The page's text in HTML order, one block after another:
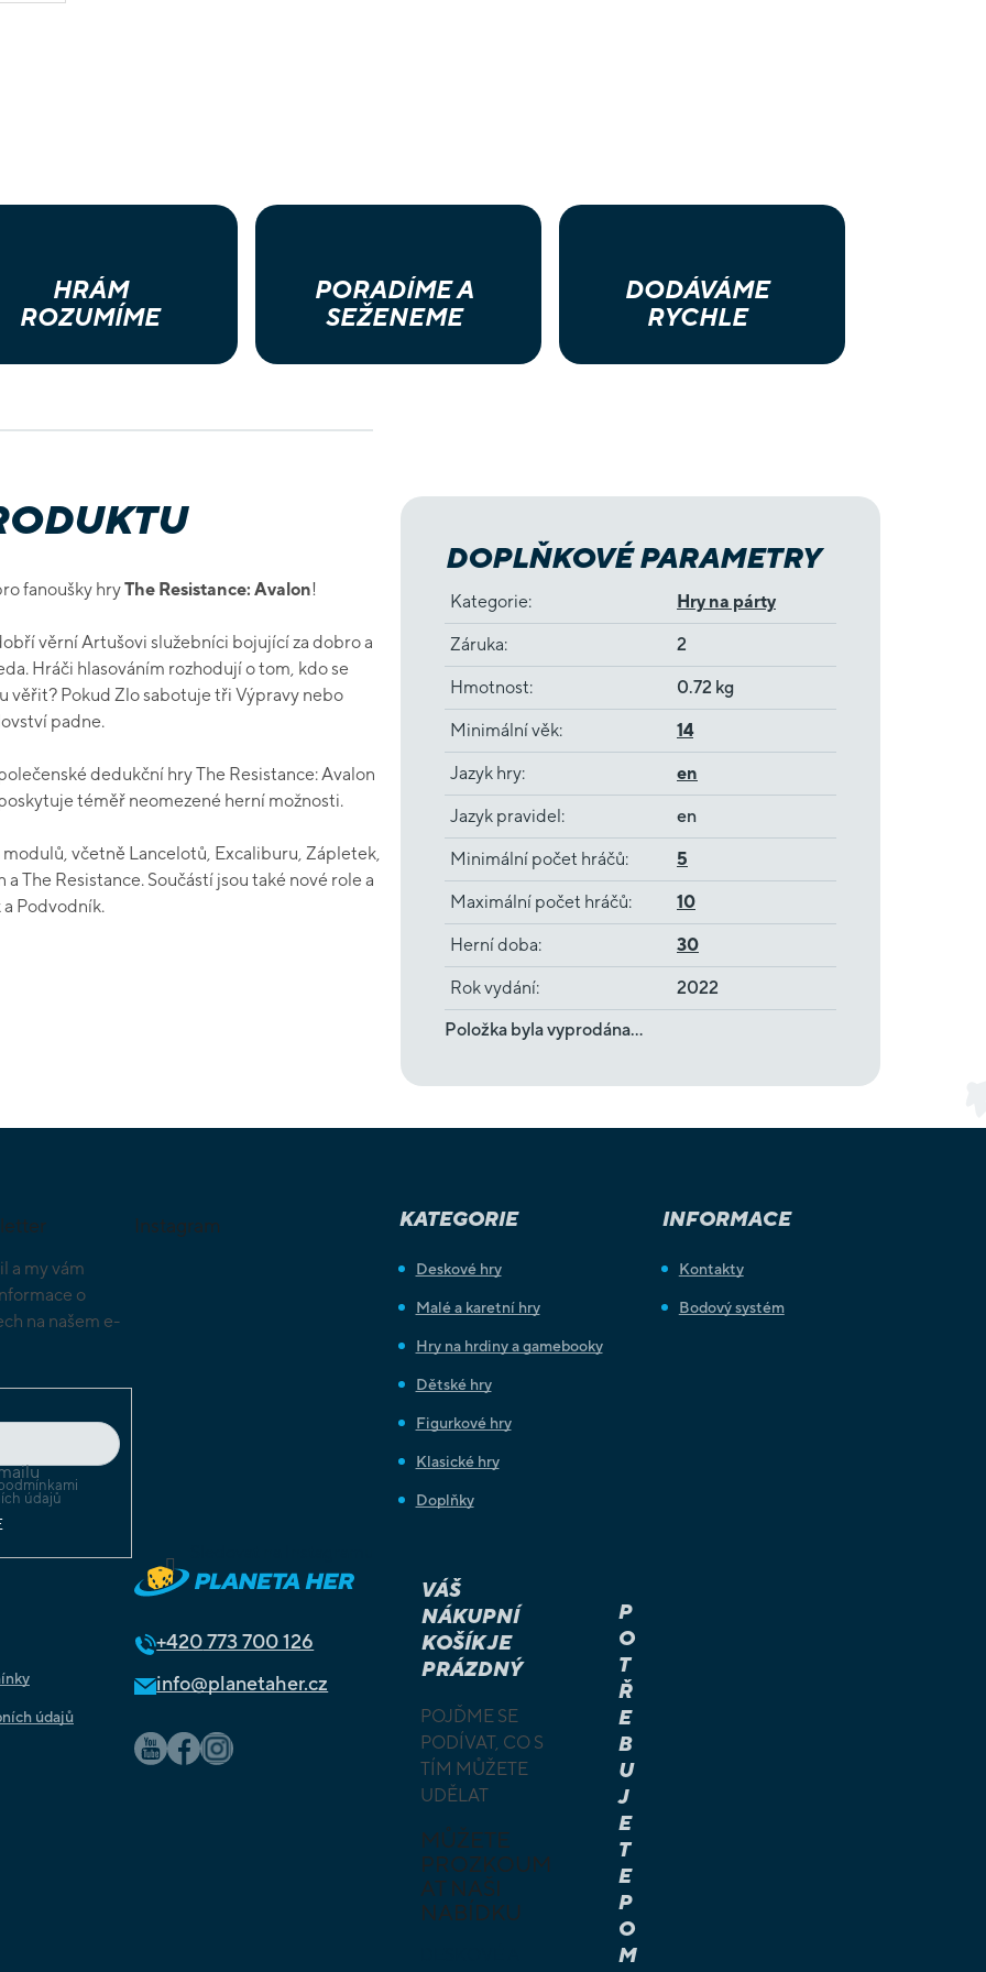
HRÁM
ROZUMÍME
PORADÍME A
SEŽENEME
DODÁVÁME
RYCHLE
fanoušky hryThe Resistance: Avalon!
věrní Artušovi služebníci bojující za dobro a
Hráči hlasováním rozhodují o tom, kdo se
věřit? Pokud Zlo sabotuje tři Výpravy nebo
padne.
dedukční hry The Resistance: Avalon
téměř neomezené herní možnosti.
včetně Lancelotů, Excaliburu, Zápletek,
The Resistance. Součástí jsou také nové role a
Podvodník.
DOPLŇKOVÉ PARAMETRY
Kategorie: Hry na párty
Záruka: 2
Hmotnost: 0.72 kg
Minimální věk: 14
Jazyk hry: en
Jazyk pravidel: en
Minimální počet hráčů: 5
Maximální počet hráčů: 10
Herní doba: 30
Rok vydání:
2022
Položka byla vyprodána…
a my vám
o
na našem e-
údajů
Instagram KATEGORIE
Deskové hry
Malé a karetní hry
Hry na hrdiny a gamebooky
Dětské hry
Figurkové hry
Klasické hry
Doplňky
INFORMACE
Kontakty
Bodový systém
údajů
+420773 700 126
info@planetaher.cz
VÁŠ
NÁKUPNÍ
KOŠÍK JE
PRÁZDNÝ
POJĎME SE
PODÍVAT, CO S
TÍM MŮŽETE
UDĚLAT
MŮŽETE
PROZKOUM
AT NAŠI
NABÍDKU
P
O
T
Ř
E
B
U
J
E
T
E
P
O
M